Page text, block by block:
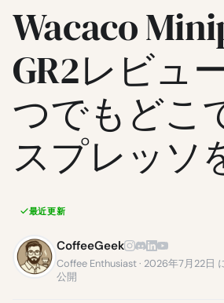
Wacaco
GR2レビュ
つでもどこ
スプレッソ
最近更新
CoffeeGeek
Coffee Enthusiast · 2026年7月22日
公開